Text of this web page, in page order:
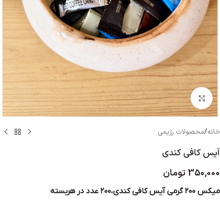
بزرگنمایی تصویر
خانه/محصولات رژیمی
آیس کافی کندی
350,000 تومان
میکس ۲۰۰ گرمی آیس کافی کندی،۲۰۰ عدد در هربسته